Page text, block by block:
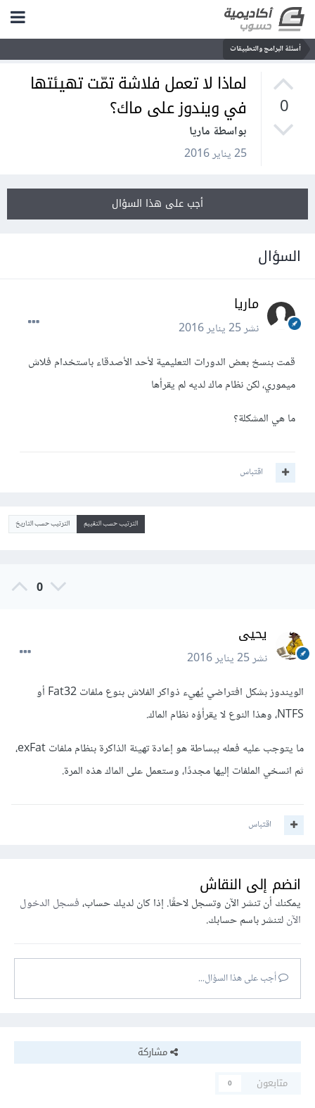
أسئلة البرامج والتطبيقات
0
لماذا لا تعمل فلاشة تمّت تهيئتها
في ويندوز على ماك؟
بواسطة ماريا
25 يناير 2016
أجب على هذا السؤال
السؤال
ماريا
نشر25 يناير 2016
قمت بنسخ بعض الدورات التعليمية لأحد الأصدقاء باستخدام فلاش
ميموري، لكن نظام ماك لديه لم يقرأها
ما هي المشكلة؟
اقتباس
الترتيب حسب التقييم الترتيب حسب التاريخ
0
يحيى
نشر25 يناير 2016
الويندوز بشكل افتراضي يُهيء ذواكر الفلاش بنوع ملفات Fat32 أو
NTFS، وهذا النوع لا يقرأؤه نظام الماك.
ما يتوجب عليه فعله ببساطة هو إعادة تهيئة الذاكرة بنظام ملفات exFat،
ثم انسخي الملفات إليها مجددًا، وستعمل على الماك هذه المرة.
اقتباس
انضم إلى النقاش
يمكنك أن تنشر الآن وتسجل لاحقًا. إذا كان لديك حساب،فسجل الدخول
الآنلتنشر باسم حسابك.
أجب على هذا السؤال...
مشاركة
متابعون
0